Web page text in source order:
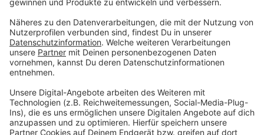
gegen Teams aus der oberen Tabellenhälfte.
Anzeige
Da sich der Sturm alles andere als treffsicher zeigte,
verpflichtete Köln in der Winterpause Mark Uth vom
FC Schalke 04 – er soll für mehr Qualität im Sturm
neben Jhon Cordoba, Anthony Modeste und Simon
Terodde sorgen.